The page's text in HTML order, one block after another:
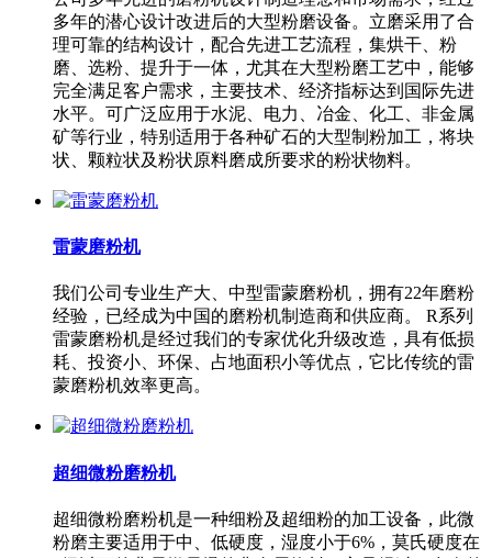
多年的潜心设计改进后的大型粉磨设备。立磨采用了合
理可靠的结构设计，配合先进工艺流程，集烘干、粉
磨、选粉、提升于一体，尤其在大型粉磨工艺中，能够
完全满足客户需求，主要技术、经济指标达到国际先进
水平。可广泛应用于水泥、电力、冶金、化工、非金属
矿等行业，特别适用于各种矿石的大型制粉加工，将块
状、颗粒状及粉状原料磨成所要求的粉状物料。
雷蒙磨粉机
我们公司专业生产大、中型雷蒙磨粉机，拥有22年磨粉
经验，已经成为中国的磨粉机制造商和供应商。 R系列
雷蒙磨粉机是经过我们的专家优化升级改造，具有低损
耗、投资小、环保、占地面积小等优点，它比传统的雷
蒙磨粉机效率更高。
超细微粉磨粉机
超细微粉磨粉机是一种细粉及超细粉的加工设备，此微
粉磨主要适用于中、低硬度，湿度小于6%，莫氏硬度在